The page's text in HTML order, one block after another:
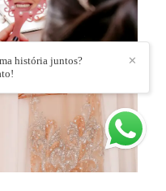
✕
história juntos?